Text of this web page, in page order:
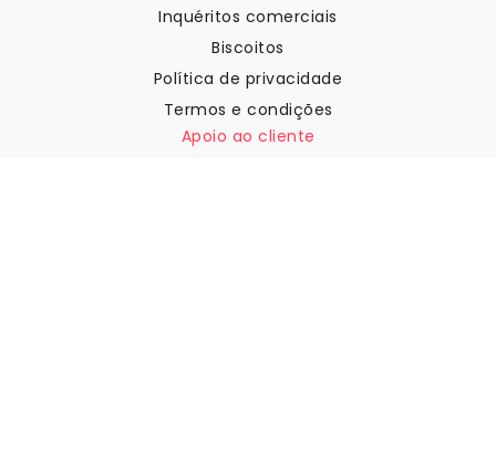
Inquéritos comerciais
Biscoitos
Política de privacidade
Termos e condições
Apoio ao cliente